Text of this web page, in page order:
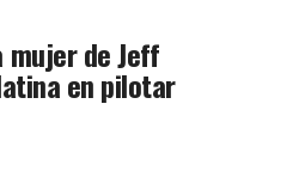
mujer de Jeff
en pilotar